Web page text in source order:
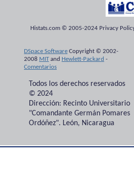
Histats.com © 2005-2024 Privacy
DSpace Software Copyright © 2002-
2008 MITand Hewlett-Packard -
Comentarios
Todos los derechos reservados
© 2024
Dirección: Recinto Universitario
"Comandante Germán Pomares
Ordóñez". León, Nicaragua